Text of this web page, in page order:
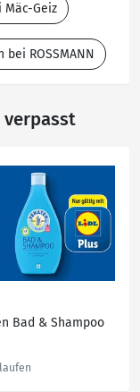
Mäc-Geiz
bei ROSSMANN
verpasst
Bad & Shampoo